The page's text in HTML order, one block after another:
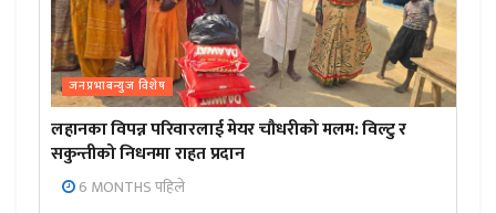
जनप्रभाबन्युज विशेष
लहानका विपन्न परिवारलाई मेयर चौधरीको मलम: विल्टु र
सकुन्तीको निधनमा राहत प्रदान
6 MONTHS पहिले